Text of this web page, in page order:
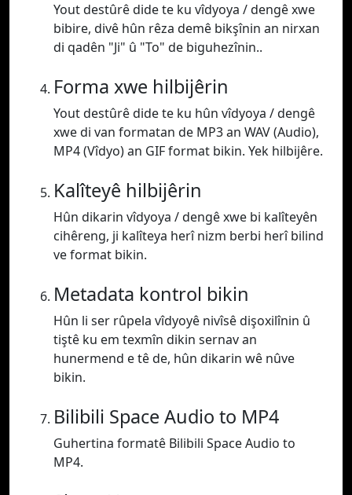
Yout destûrê dide te ku vîdyoya / dengê xwe
bibire, divê hûn rêza demê bikşînin an nirxan
di qadên "Ji" û "To" de biguhezînin..
Forma xwe hilbijêrin
Yout destûrê dide te ku hûn vîdyoya / dengê
xwe di van formatan de MP3 an WAV (Audio),
MP4 (Vîdyo) an GIF format bikin. Yek hilbijêre.
Kalîteyê hilbijêrin
Hûn dikarin vîdyoya / dengê xwe bi kalîteyên
cihêreng, ji kalîteya herî nizm berbi herî bilind
ve format bikin.
Metadata kontrol bikin
Hûn li ser rûpela vîdyoyê nivîsê dişoxilînin û
tiştê ku em texmîn dikin sernav an
hunermend e tê de, hûn dikarin wê nûve
bikin.
Bilibili Space Audio to MP4
Guhertina formatê Bilibili Space Audio to
MP4.